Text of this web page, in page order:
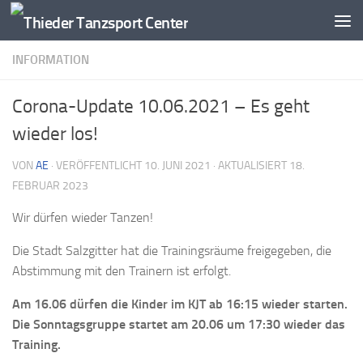
Zum Inhalt springen
INFORMATION
Corona-Update 10.06.2021 – Es geht
wieder los!
VON AE · VERÖFFENTLICHT 10. JUNI 2021 · AKTUALISIERT 18.
FEBRUAR 2023
Wir dürfen wieder Tanzen!
Die Stadt Salzgitter hat die Trainingsräume freigegeben, die
Abstimmung mit den Trainern ist erfolgt.
Am 16.06 dürfen die Kinder im KJT ab 16:15 wieder starten.
Die Sonntagsgruppe startet am 20.06 um 17:30 wieder das
Training.